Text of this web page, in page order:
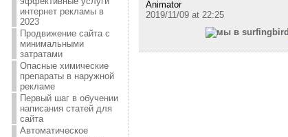
интернет рекламы в
2023
Продвижение сайта с
минимальными
затратами
Опасные химические
препараты в наружной
рекламе
Первый шаг в обучении
написания статей для
сайта
Автоматическое
Animator
2019/11/09 at 22:25